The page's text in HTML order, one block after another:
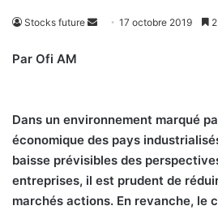
Stocks future
e
r
u
n
c
17 octobre 2019
Par Ofi AM
Dans un environnement marqué
économique des pays
baisse prévisibles des
entreprises, il est prudent de
marchés actions. En revanche, le